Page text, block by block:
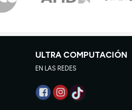
ULTRA COMPUTACIÓN
EN LAS REDES